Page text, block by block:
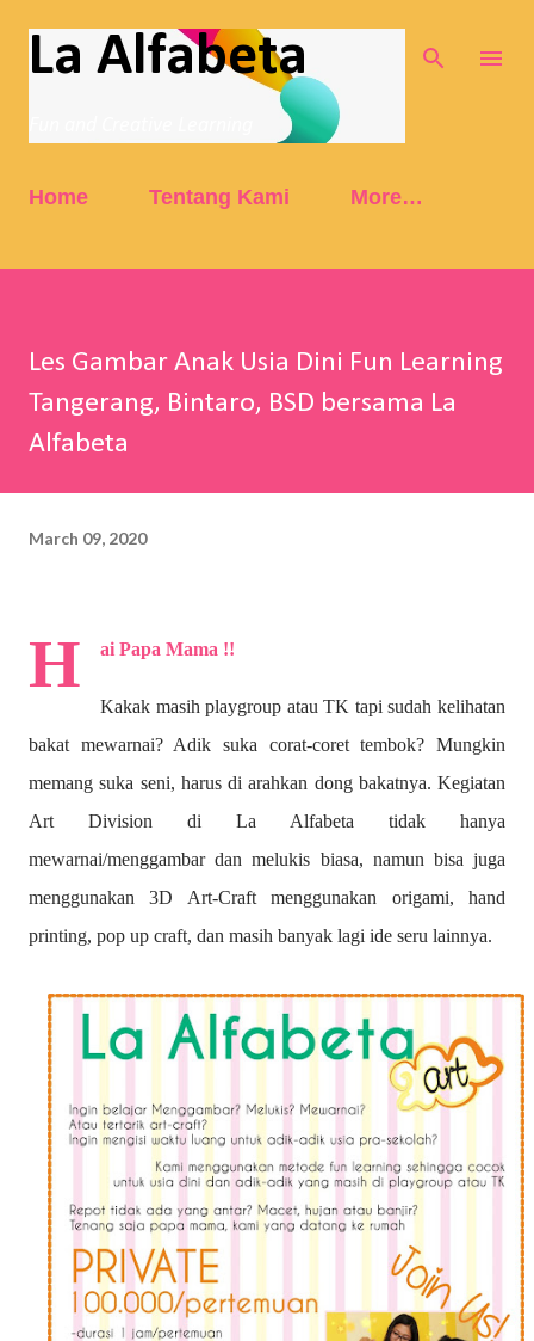
Skip to main content
La Alfabeta
Home Tentang Kami More…
Les Gambar Anak Usia Dini Fun Learning
Tangerang, Bintaro, BSD bersama La
Alfabeta
March 09, 2020
H ai Papa Mama !!
Kakak masih playgroup atau TK tapi sudah kelihatan
bakat mewarnai? Adik suka corat-coret tembok? Mungkin
memang suka seni, harus di arahkan dong bakatnya. Kegiatan
Art Division di La Alfabeta tidak hanya
mewarnai/menggambar dan melukis biasa, namun bisa juga
menggunakan 3D Art-Craft menggunakan origami, hand
printing, pop up craft, dan masih banyak lagi ide seru lainnya.